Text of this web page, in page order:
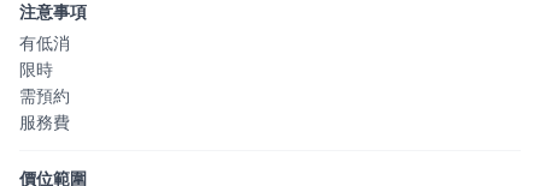
注意事項
有低消
限時
需預約
服務費
價位範圍